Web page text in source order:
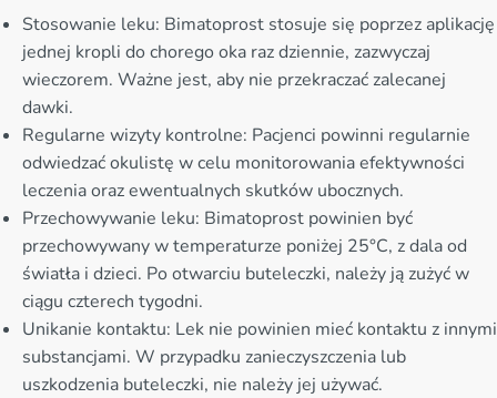
Stosowanie leku: Bimatoprost stosuje się poprzez aplikację
jednej kropli do chorego oka raz dziennie, zazwyczaj
wieczorem. Ważne jest, aby nie przekraczać zalecanej
dawki.
Regularne wizyty kontrolne: Pacjenci powinni regularnie
odwiedzać okulistę w celu monitorowania efektywności
leczenia oraz ewentualnych skutków ubocznych.
Przechowywanie leku: Bimatoprost powinien być
przechowywany w temperaturze poniżej 25°C, z dala od
światła i dzieci. Po otwarciu buteleczki, należy ją zużyć w
ciągu czterech tygodni.
Unikanie kontaktu: Lek nie powinien mieć kontaktu z innymi
substancjami. W przypadku zanieczyszczenia lub
uszkodzenia buteleczki, nie należy jej używać.